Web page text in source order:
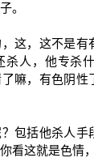
。
这，这不是有
杀人，他专杀
嘛，有色阴性
包括他杀人手
看这就是色情